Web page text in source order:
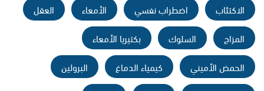
الاكتئاب اضطراب نفسي الأمعاء
العقل
المزاج
السلوك
بكتيريا الأمعاء
الحمض الأميني
كيمياء الدماغ
البرولين